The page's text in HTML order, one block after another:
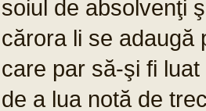
soiul de absolvenţi
cărora li se adaugă
care par să-şi fi
de a lua notă de